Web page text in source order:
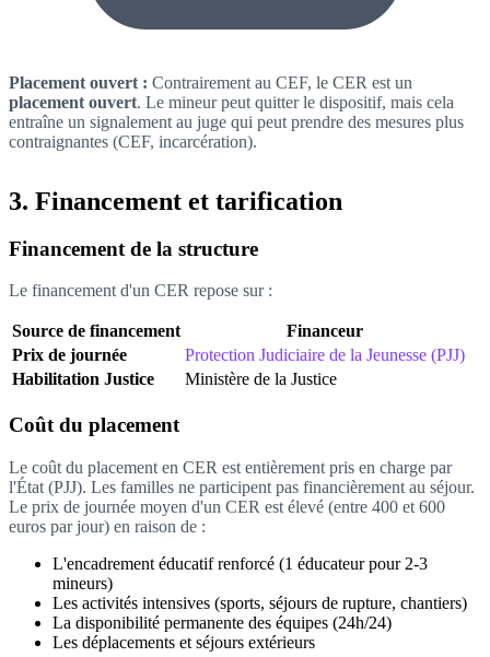
Placement ouvert : Contrairement au CEF, le CER est un
placement ouvert. Le mineur peut quitter le dispositif, mais cela
entraîne un signalement au juge qui peut prendre des mesures plus
contraignantes (CEF, incarcération).
3. Financement et tarification
Financement de la structure
Le financement d'un CER repose sur :
Source de financement
Financeur
Prix de journée
Protection Judiciaire de la Jeunesse (PJJ)
Habilitation Justice
Ministère de la Justice
Coût du placement
Le coût du placement en CER est entièrement pris en charge par
l'État (PJJ). Les familles ne participent pas financièrement au séjour.
Le prix de journée moyen d'un CER est élevé (entre 400 et 600
euros par jour) en raison de :
L'encadrement éducatif renforcé (1 éducateur pour 2-3
mineurs)
Les activités intensives (sports, séjours de rupture, chantiers)
La disponibilité permanente des équipes (24h/24)
Les déplacements et séjours extérieurs